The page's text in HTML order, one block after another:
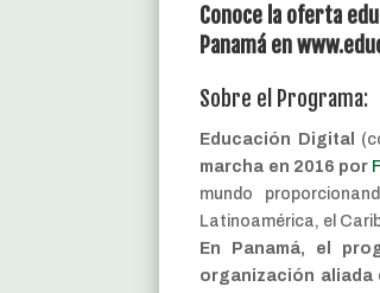
Conoce la oferta
Panamá en
Sobre el Programa:
Educación Digital
marcha en 2016 por
mundo
Latinoamérica, el
En Panamá, el
organización aliada